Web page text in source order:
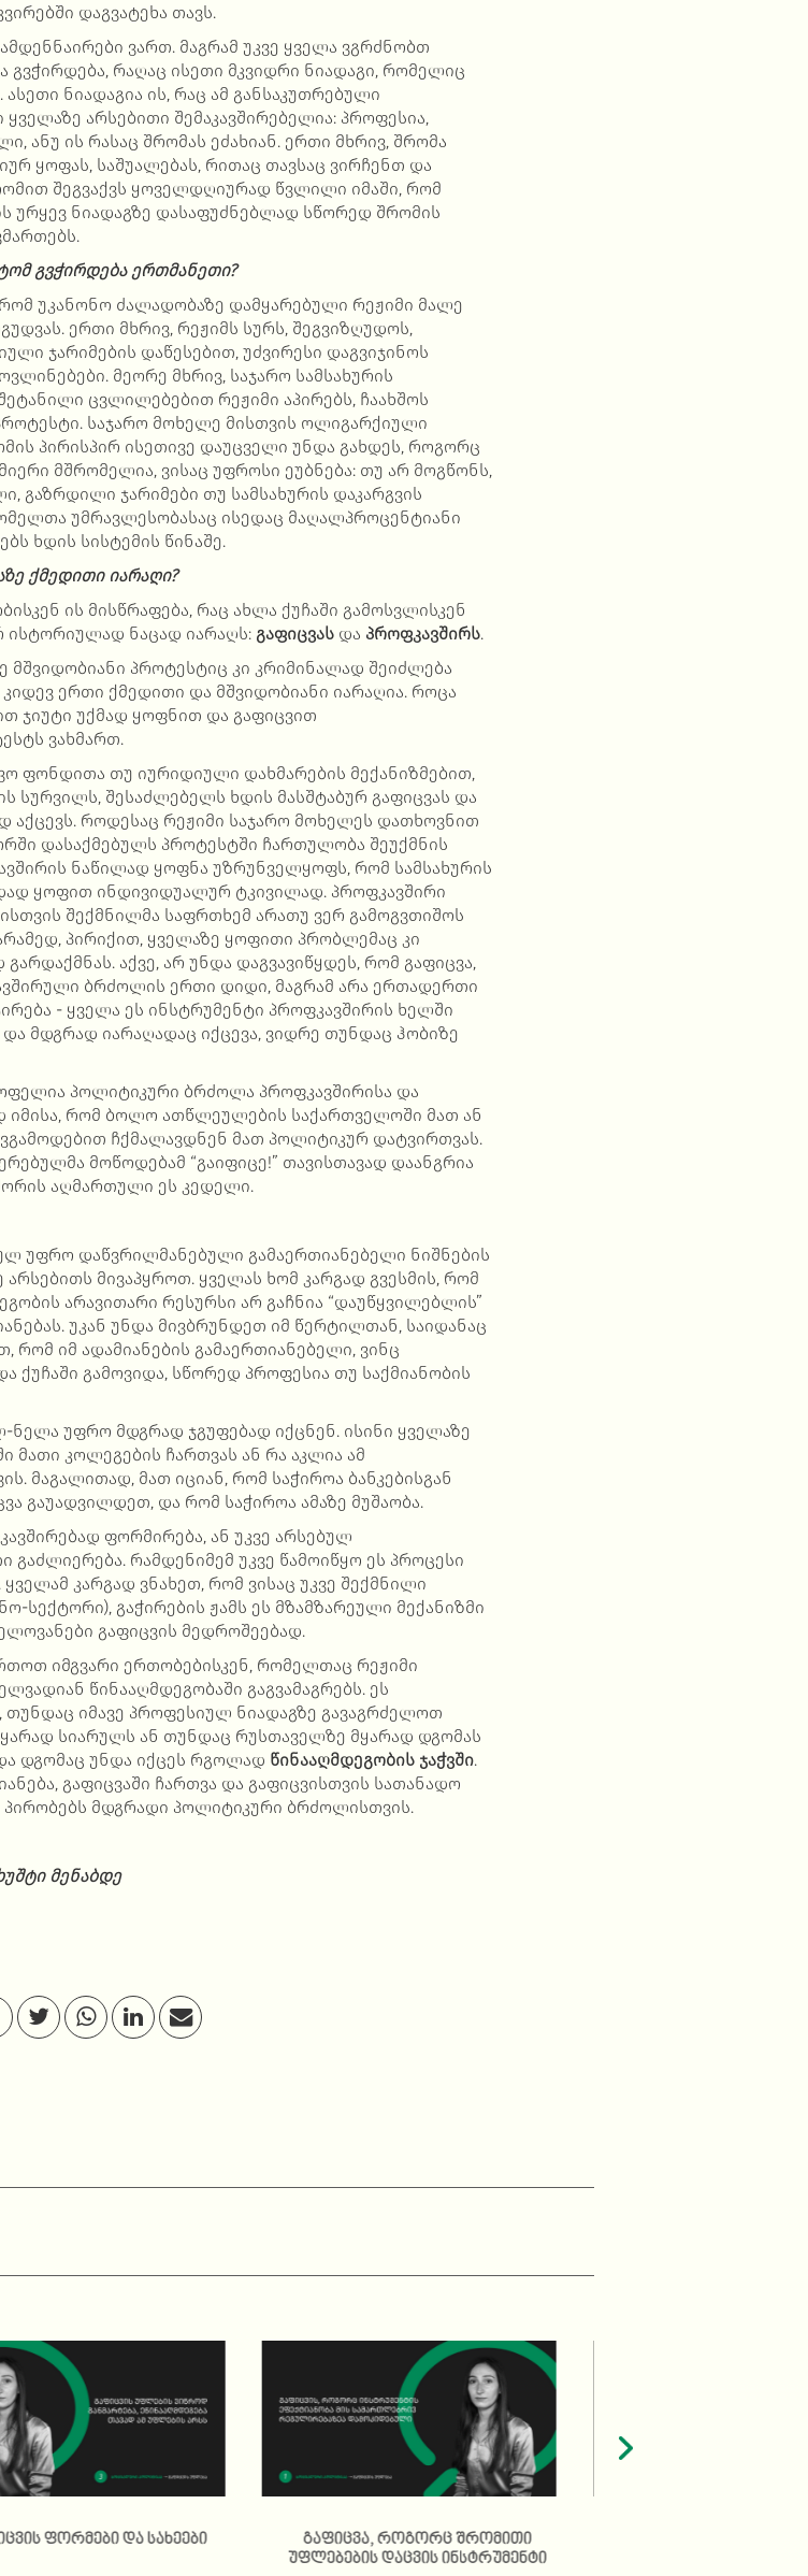
დაგვატეხა თავს.
ვართ. მაგრამ უკვე ყველა ვგრძნობთ
გვჭირდება, რაღაც ისეთი მკვიდრი ნიადაგი, რომელიც
ნიადაგია ის, რაც ამ განსაკუთრებული
არსებითი შემაკავშირებელია: პროფესია,
ანუ ის რასაც შრომას ეძახიან. ერთი მხრივ, შრომა
ყოფას, საშუალებას, რითაც თავსაც ვირჩენთ და
შეგვაქვს ყოველდღიურად წვლილი იმაში, რომ
ურყევ ნიადაგზე დასაფუძნებლად სწორედ შრომის
გვჭირდება ერთმანეთი?
უკანონო ძალადობაზე დამყარებული რეჟიმი მალე
ერთი მხრივ, რეჟიმს სურს, შეგვიზღუდოს,
ჯარიმების დაწესებით, უძვირესი დაგვიჯინოს
მეორე მხრივ, საჯარო სამსახურის
ცვლილებებით რეჟიმი აპირებს, ჩაახშოს
საჯარო მოხელე მისთვის ოლიგარქიული
პირისპირ ისეთივე დაუცველი უნდა გახდეს, როგორც
მშრომელია, ვისაც უფროსი ეუბნება: თუ არ მოგწონს,
გაზრდილი ჯარიმები თუ სამსახურის დაკარგვის
უმრავლესობასაც ისედაც მაღალპროცენტიანი
ხდის სისტემის წინაშე.
ქმედითი იარაღი?
ის მისწრაფება, რაც ახლა ქუჩაში გამოსვლისკენ
ისტორიულად ნაცად იარაღს: გაფიცვას და პროფკავშირს.
მშვიდობიანი პროტესტიც კი კრიმინალად შეიძლება
ერთი ქმედითი და მშვიდობიანი იარაღია. როცა
ჯიუტი უქმად ყოფნით და გაფიცვით
ვახმართ.
ფონდითა თუ იურიდიული დახმარების მექანიზმებით,
სურვილს, შესაძლებელს ხდის მასშტაბურ გაფიცვას და
აქცევს. როდესაც რეჟიმი საჯარო მოხელეს დათხოვნით
დასაქმებულს პროტესტში ჩართულობა შეუქმნის
ნაწილად ყოფნა უზრუნველყოფს, რომ სამსახურის
ყოფით ინდივიდუალურ ტკივილად. პროფკავშირი
შექმნილმა საფრთხემ არათუ ვერ გამოგვთიშოს
პირიქით, ყველაზე ყოფითი პრობლემაც კი
აქვე, არ უნდა დაგვავიწყდეს, რომ გაფიცვა,
ბრძოლის ერთი დიდი, მაგრამ არა ერთადერთი
- ყველა ეს ინსტრუმენტი პროფკავშირის ხელში
მდგრად იარაღადაც იქცევა, ვიდრე თუნდაც ჰობიზე
პოლიტიკური ბრძოლა პროფკავშირისა და
იმისა, რომ ბოლო ათწლეულების საქართველოში მათ ან
ჩქმალავდნენ მათ პოლიტიკურ დატვირთვას.
მოწოდებამ “გაიფიცე!” თავისთავად დაანგრია
აღმართული ეს კედელი.
უფრო დაწვრილმანებული გამაერთიანებელი ნიშნების
მივაპყროთ. ყველას ხომ კარგად გვესმის, რომ
არავითარი რესურსი არ გაჩნია “დაუწყვილებლის”
უკან უნდა მივბრუნდეთ იმ წერტილთან, საიდანაც
რომ იმ ადამიანების გამაერთიანებელი, ვინც
ქუჩაში გამოვიდა, სწორედ პროფესია თუ საქმიანობის
უფრო მდგრად ჯგუფებად იქცნენ. ისინი ყველაზე
მათი კოლეგების ჩართვას ან რა აკლია ამ
მაგალითად, მათ იციან, რომ საჭიროა ბანკებისგან
გაუადვილდეთ, და რომ საჭიროა ამაზე მუშაობა.
ფორმირება, ან უკვე არსებულ
გაძლიერება. რამდენიმემ უკვე წამოიწყო ეს პროცესი
კარგად ვნახეთ, რომ ვისაც უკვე შექმნილი
სექტორი), გაჭირების ჟამს ეს მზამზარეული მექანიზმი
გაფიცვის მედროშეებად.
იმგვარი ერთობებისკენ, რომელთაც რეჟიმი
წინააღმდეგობაში გაგვამაგრებს. ეს
იმავე პროფესიულ ნიადაგზე გავაგრძელოთ
სიარულს ან თუნდაც რუსთაველზე მყარად დგომას
დგომაც უნდა იქცეს რგოლად წინააღმდეგობის ჯაჭვში.
გაფიცვაში ჩართვა და გაფიცვისთვის სათანადო
პირობებს მდგრადი პოლიტიკური ბრძოლისთვის.
მენაბდე
ფორმები და სახეები
გაფიცვა, როგორც შრომითი
უფლებების დაცვის ინსტრუმენტი